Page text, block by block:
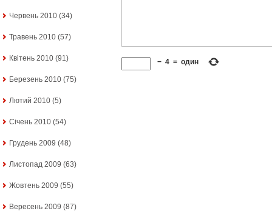
Червень 2010 (34)
Травень 2010 (57)
Квітень 2010 (91)
Березень 2010 (75)
Лютий 2010 (5)
Січень 2010 (54)
Грудень 2009 (48)
Листопад 2009 (63)
Жовтень 2009 (55)
Вересень 2009 (87)
− 4 = один